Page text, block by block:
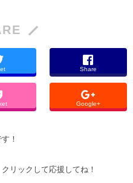
Share
Google+
！
クリックして応援してね！